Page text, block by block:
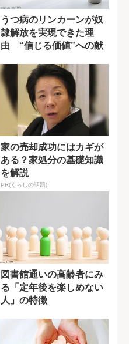
うつ病のリンカーンが奴
隷解放を実現できた理
由 “信じる価値”への献
家の売却成功にはカギが
ある？家処分の基礎知識
を解説
PR(くらしの話題)
図書館通いの高齢者にみ
る「定年後を楽しめない
人」の特徴